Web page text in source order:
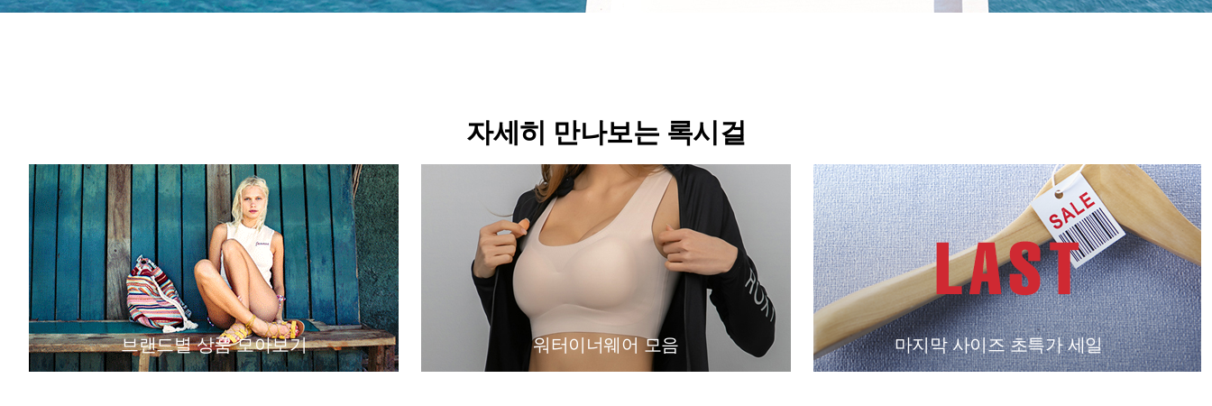
자세히 만나보는 록시걸
브랜드별 상품 모아보기 워터이너웨어 모음 마지막 사이즈 초특가 세일